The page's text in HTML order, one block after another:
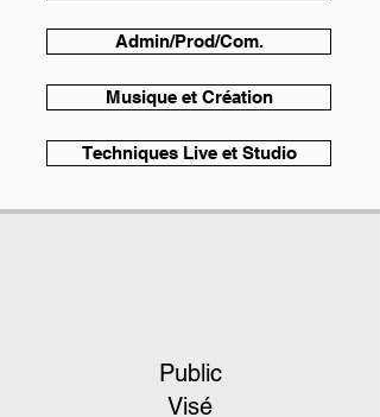
Admin/Prod/Com.
Musique et Création
Techniques Live et Studio
Public
Visé